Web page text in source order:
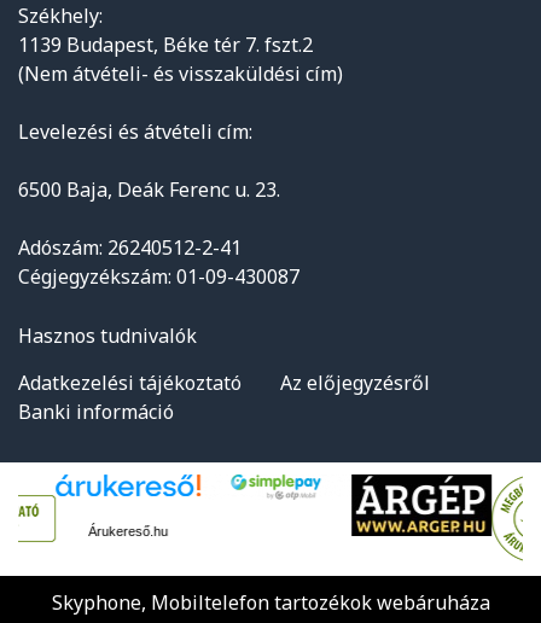
Székhely:
1139 Budapest, Béke tér 7. fszt.2
(Nem átvételi- és visszaküldési cím)
Levelezési és átvételi cím:
6500 Baja, Deák Ferenc u. 23.
Adószám: 26240512-2-41
Cégjegyzékszám: 01-09-430087
Hasznos tudnivalók
Adatkezelési tájékoztató
Banki információ
Az előjegyzésről
Árukereső.hu
Skyphone, Mobiltelefon tartozékok webáruháza